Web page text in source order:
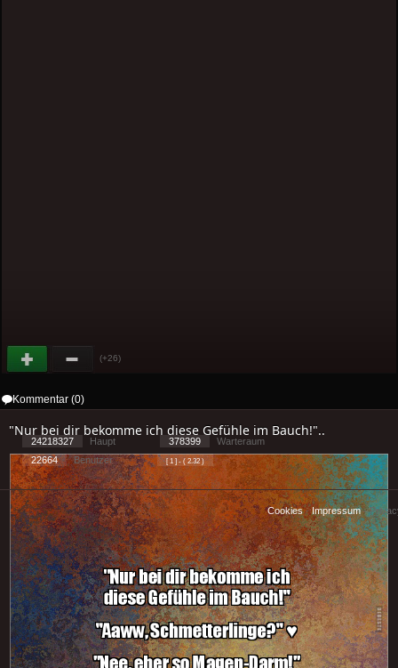
(+26)
Kommentar (0)
"Nur bei dir bekomme ich diese Gefühle im Bauch!"..
24218327 Haupt 378399
Warteraum
22664
Benutzer [ 1 ] - ( 2.32 )
Cookies-Impressum-